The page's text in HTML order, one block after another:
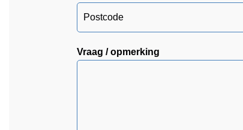
Vraag / opmerking